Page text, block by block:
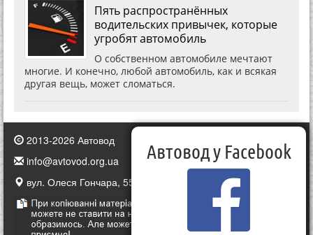
Пять распространённых
водительских привычек, которые
угробят автомобиль
О собственном автомобиле мечтают
многие. И конечно, любой автомобиль, как и всякая
другая вещь, может сломаться.
2013-2026 Автовод
info@avtovod.org.ua
вул. Олеся Гончара, 55, Київ, Україна
Автовод у Facebook